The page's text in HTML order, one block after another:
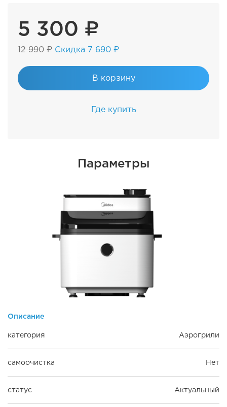
5 300 ₽
12 990 ₽ Скидка 7 690 ₽
В корзину
Где купить
Параметры
Описание
категория Аэрогрили
самоочистка Нет
статус Актуальный